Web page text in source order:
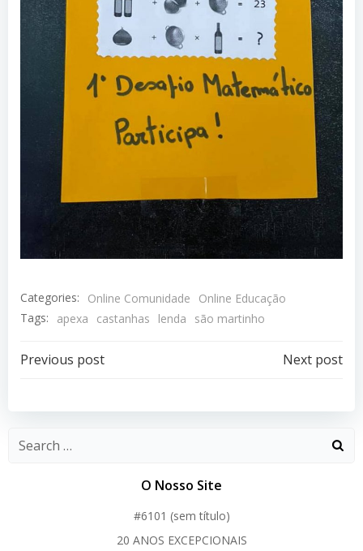
Categories: Online Comunidade
Online Educação
Tags:
apexa castanhas lenda são martinho
Post
navigation
Previous post
navigation
Next post
O Nosso Site
#6101 (sem título)
20 ANOS EXCEPCIONAIS